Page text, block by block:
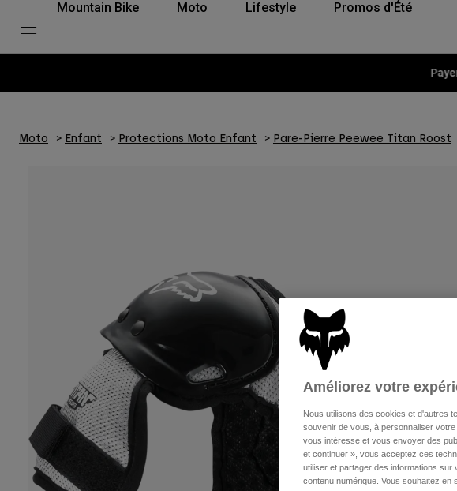
Mountain Bike Moto Lifestyle Promos d'Été
Moto Enfant Protections Moto Enfant Pare-Pierre Peewee Titan Roost
Améliorez votre
Nous utilisons des cookies et d'autres
souvenir de vous, à personnaliser
vous intéresse et vous envoyer des
et continuer », vous acceptez ces
utiliser et partager des informations
contenu numérique. Vous souhaitez en